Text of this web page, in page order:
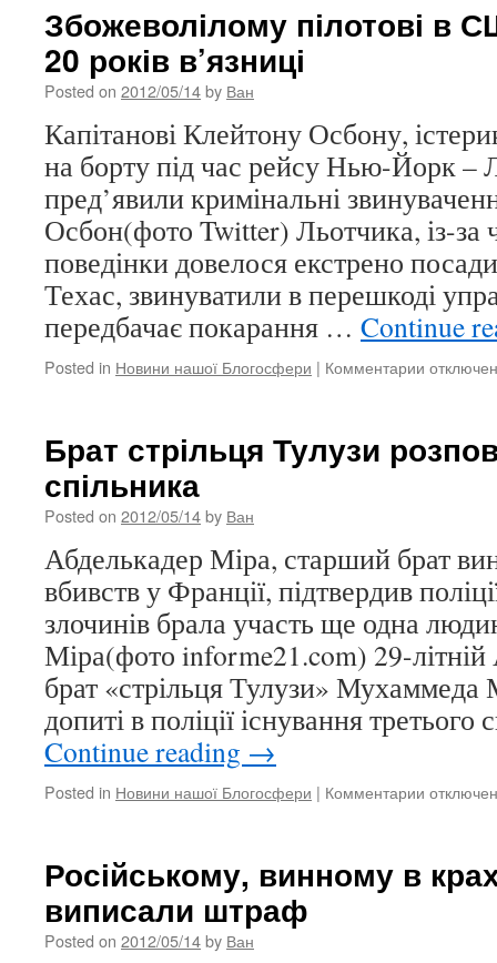
суд
Збожеволілому пілотові в
20 років в’язниці
Posted on 2012/05/14by Ван
Капітанові Клейтону Осбону,
на борту під час рейсу Нью-Йорк –
пред’явили кримінальні
Осбон(фото Twitter) Льотчика, із-за
поведінки довелося екстрено
Техас, звинуватили в перешкоді
передбачає покарання … Continue
Posted in Новини нашої Блогосфери | Комментарии к
в
років
в’язниці
Брат стрільця Тулузи
спільника
Posted on 2012/05/14by Ван
Абделькадер Міра, старший брат
вбивств у Франції, підтвердив
злочинів брала участь ще одна
Міра(фото informe21.com) 29-
брат «стрільця Тулузи» Мухаммеда
допиті в поліції існування
Continue reading →
Posted in Новини нашої Блогосфери | Комментарии к
Тулузи
Російському, винному в
виписали штраф
Posted on 2012/05/14by Ван